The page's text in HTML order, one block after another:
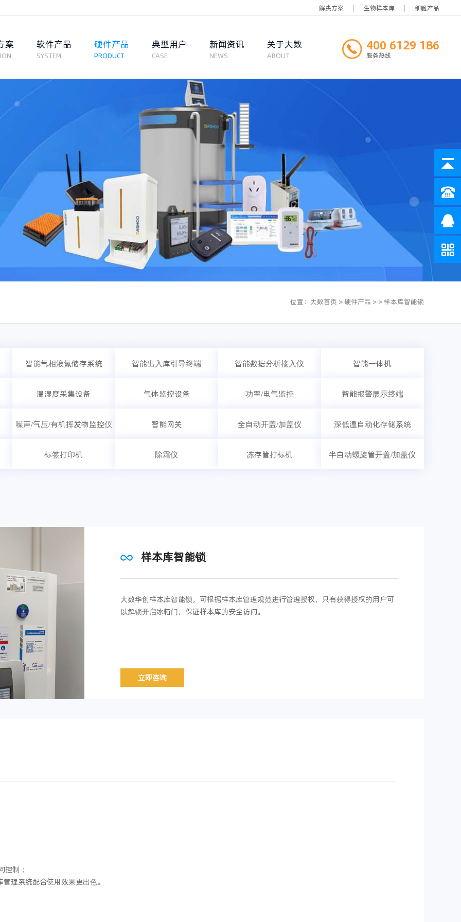
解决方案 | 生物样本库 | 细胞产品
案 软件产品
SYSTEM
硬件产品
PRODUCT
典型用户
CASE
新闻资讯
NEWS
关于大数
ABOUT
400 6129 186
服务热线
位置： 大数首页 >硬件产品 > >样本库智能锁
智能气相液氮储存系统 智能出入库引导终端 智能数据分析接入仪 智能一体机
温湿度采集设备 气体监控设备 功率/电气监控 智能报警展示终端
噪声/气压/有机挥发物监控仪 智能网关 全自动开盖/加盖仪 深低温自动化存储系统
标签打印机 除霜仪 冻存管打标机 半自动螺旋管开盖/加盖仪
样本库智能锁
大数华创样本库智能锁，可根据样本库管理规范进行管理授权，只有获得授权的用户可
以解锁开启冰箱门，保证样本库的安全访问。
立即咨询
控制；
理系统配合使用效果更出色。